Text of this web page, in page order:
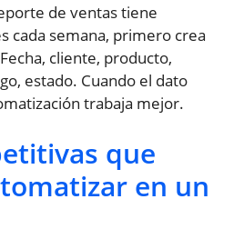
de ventas tiene
cada semana, primero crea
cliente, producto,
estado. Cuando el dato
trabaja mejor.
que
en un